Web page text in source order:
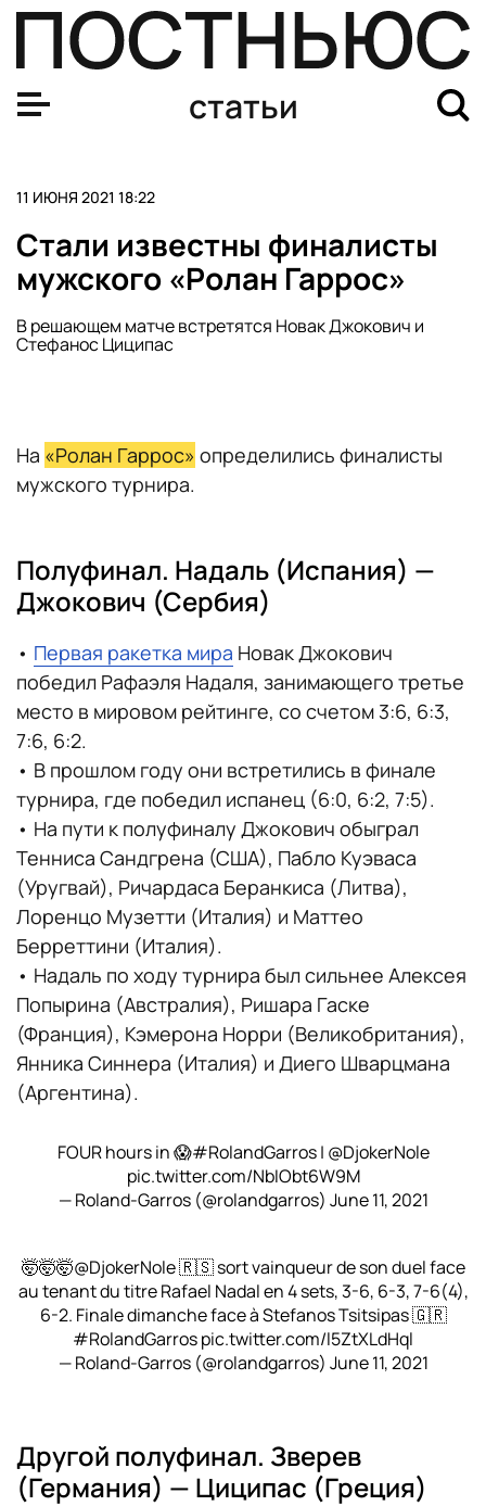
статьи
11 ИЮНЯ 2021 18:22
Стали известны финалисты
мужского «‎Ролан Гаррос»
В решающем матче встретятся Новак Джокович и
Стефанос Циципас
На «‎Ролан Гаррос» определились финалисты
мужского турнира.
Полуфинал. Надаль (Испания) —
Джокович (Сербия)
• Первая ракетка мира Новак Джокович
победил Рафаэля Надаля, занимающего третье
место в мировом рейтинге, со счетом 3:6, 6:3,
7:6, 6:2.
• В прошлом году они встретились в финале
турнира, где победил испанец (6:0, 6:2, 7:5).
• На пути к полуфиналу Джокович обыграл
Тенниса Сандгрена (США), Пабло Куэваса
(Уругвай), Ричардаса Беранкиса (Литва),
Лоренцо Музетти (Италия) и Маттео
Берреттини (Италия).
• Надаль по ходу турнира был сильнее Алексея
Попырина (Австралия), Ришара Гаске
(Франция), Кэмерона Норри (Великобритания),
Янника Синнера (Италия) и Диего Шварцмана
(Аргентина).
FOUR hours in 😱#RolandGarros| @DjokerNole
pic.twitter.com/NbIObt6W9M
— Roland-Garros (@rolandgarros) June 11, 2021
🤯🤯🤯@DjokerNole🇷🇸 sort vainqueur de son duel face
au tenant du titre Rafael Nadal en 4 sets, 3-6, 6-3, 7-6(4),
6-2. Finale dimanche face à Stefanos Tsitsipas 🇬🇷
#RolandGarrospic.twitter.com/l5ZtXLdHql
— Roland-Garros (@rolandgarros) June 11, 2021
Другой полуфинал. Зверев
(Германия) — Циципас (Греция)
Состоялся матч открытия чемпионата Европы по